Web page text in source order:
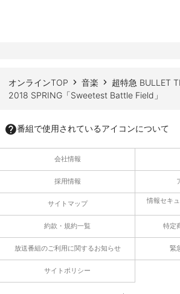
オンラインTOP 音楽
超特急 BULLET
2018 SPRING「Sweetest Battle Field」
番組で使用されているアイコンについて
会社情報
採用情報
サイトマップ 情報セキ
約款・規約一覧 特定
放送番組のご利用に関するお知らせ 緊
サイトポリシー